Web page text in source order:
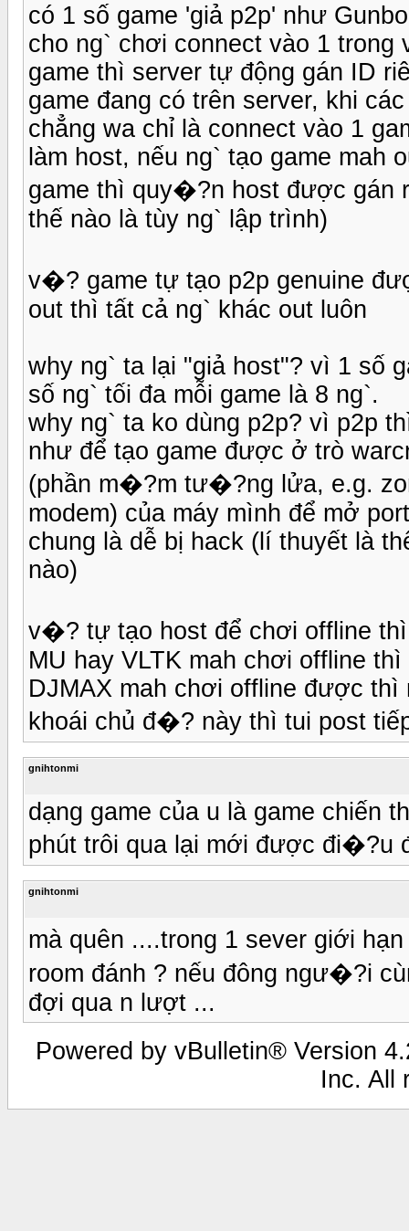
có 1 số game 'giả p2p' như
cho ng` chơi connect vào 1
game thì server tự động gán ID
game đang có trên server, khi
chẳng wa chỉ là connect vào 1
làm host, nếu ng` tạo game mah
game thì quy�?n host được gán
thế nào là tùy ng` lập trình)
v�? game tự tạo p2p genuine
out thì tất cả ng` khác out luôn
why ng` ta lại "giả host"? vì 1 số
số ng` tối đa mỗi game là 8 ng`.
why ng` ta ko dùng p2p? vì p2p
như để tạo game được ở trò
(phần m�?m tư�?ng lửa, e.g.
modem) của máy mình để mở
chung là dễ bị hack (lí thuyết là
nào)
v�? tự tạo host để chơi offline
MU hay VLTK mah chơi offline
DJMAX mah chơi offline được
khoái chủ đ�? này thì tui post
gnihtonmi
dạng game của u là game chiến
phút trôi qua lại mới được đi�?u
gnihtonmi
mà quên ....trong 1 sever giới
room đánh ? nếu đông ngư�?i
đợi qua n lượt ...
Powered by vBulletin® Version
Inc. All